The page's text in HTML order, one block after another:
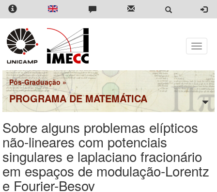
Pular
para
conteúdo
principal
Toggle
Pós-Graduação »
PROGRAMA DE MATEMÁTICA
Sobre alguns problemas elípticos
não-lineares com potenciais
singulares e laplaciano fracionário
em espaços de modulação-Lorentz
e Fourier-Besov